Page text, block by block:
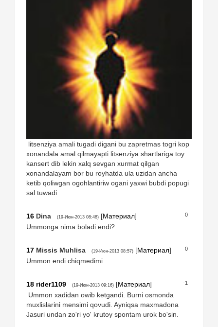
litsenziya amali tugadi digani bu zapretmas togri kop
xonandala amal qilmayapti litsenziya shartlariga toy
kansert dib lekin xalq sevgan xurmat qilgan
xonandalayam bor bu royhatda ula uzidan ancha
ketib qoliwgan ogohlantiriw ogani yaxwi bubdi popugi
sal tuwadi
0
16 Dina (19-Июн-2013 08:48) [Материал]
Ummonga nima boladi endi?
0
17 Missis Muhlisa (19-Июн-2013 08:57) [Материал]
Ummon endi chiqmedimi
-1
18 rider1109 (19-Июн-2013 09:16) [Материал]
Ummon xadidan owib ketgandi. Burni osmonda
muxlislarini mensimi qovudi. Ayniqsa maxmadona
Jasuri undan zo'ri yo' krutoy spontam urok bo'sin.